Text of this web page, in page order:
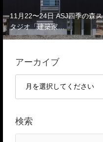
11月22〜24日 ASJ四季の森ス
タジオ「建築家…
アーカイブ
検索